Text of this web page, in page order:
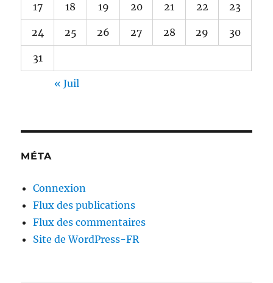
17 18 19 20 21 22 23
24 25 26 27 28 29 30
31
« Juil
MÉTA
Connexion
Flux des publications
Flux des commentaires
Site de WordPress-FR